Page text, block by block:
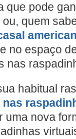
que pode
quem
e no espaço
nas
habitual
nas
uma nova